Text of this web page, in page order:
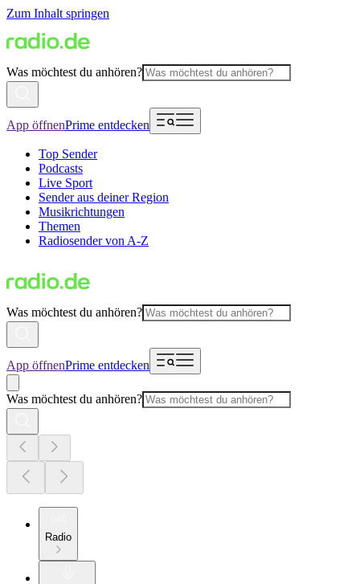
Zum Inhalt springen
Was möchtest du anhören?
App öffnenPrime entdecken
Top Sender
Podcasts
Live Sport
Sender aus deiner Region
Musikrichtungen
Themen
Radiosender von A-Z
Was möchtest du anhören?
App öffnenPrime entdecken
Was möchtest du anhören?
Radio